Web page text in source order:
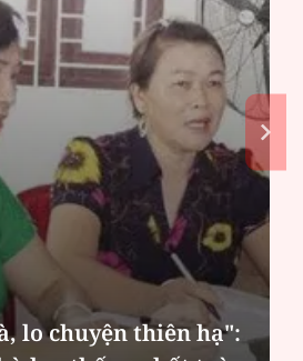
lo chuyện thiên hạ":